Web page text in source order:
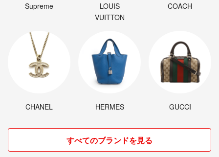
Supreme
LOUIS
VUITTON
COACH
CHANEL HERMES GUCCI
すべてのブランドを見る